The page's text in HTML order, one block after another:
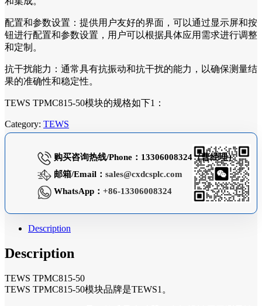
配置和参数设置：提供用户友好的界面，可以通过显示屏和按
钮进行配置和参数设置，用户可以根据具体应用需求进行调整
和定制。
抗干扰能力：通常具有抗振动和抗干扰的能力，以确保测量结
果的准确性和稳定性。
TEWS TPMC815-50模块的规格如下1：
Category: TEWS
购买咨询热线/Phone：13306008324（曹经理）
邮箱/Email： sales@cxdcsplc.com
WhatsApp： +86-13306008324
Description
Description
TEWS TPMC815-50
TEWS TPMC815-50模块品牌是TEWS1。